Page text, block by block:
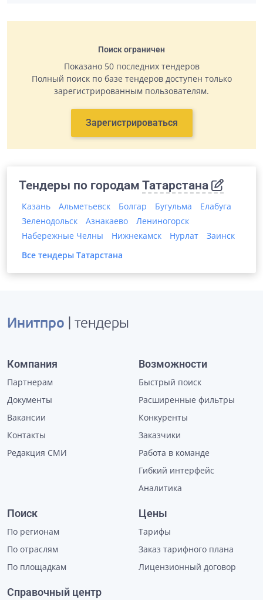
Поиск ограничен
Показано 50 последних тендеров
Полный поиск по базе тендеров доступен только
зарегистрированным пользователям.
Зарегистрироваться
Тендеры по городам Татарстана
Казань Альметьевск Болгар Бугульма
Елабуга
Зеленодольск
Азнакаево
Лениногорск
Набережные Челны
Нижнекамск Нурлат
Заинск
Все тендеры Татарстана
Инитпро | тендеры
Компания
Партнерам
Документы
Вакансии
Контакты
Редакция СМИ
Возможности
Быстрый поиск
Расширенные фильтры
Конкуренты
Заказчики
Работа в команде
Гибкий интерфейс
Аналитика
Поиск
По регионам
По отраслям
По площадкам
Цены
Тарифы
Заказ тарифного плана
Лицензионный договор
Справочный центр